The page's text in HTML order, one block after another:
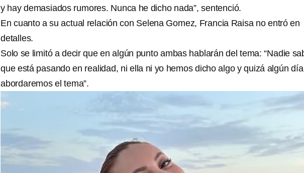
y hay demasiados rumores. Nunca he dicho nada”, sentenció.
En cuanto a su actual relación con Selena Gomez, Francia Raisa no entró en
detalles.
Solo se limitó a decir que en algún punto ambas hablarán del tema: “Nadie
que está pasando en realidad, ni ella ni yo hemos dicho algo y quizá algún día
abordaremos el tema”.